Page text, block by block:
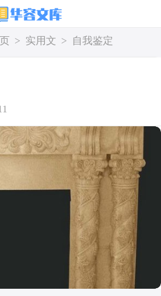
> 实用文 > 自我鉴定